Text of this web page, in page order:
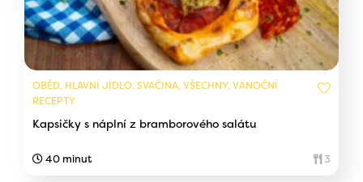
OBĚD, HLAVNÍ JÍDLO, SVAČINA, VŠECHNY, VÁNOČNÍ
RECEPTY
Kapsičky s náplní z bramborového salátu
40 minut 3